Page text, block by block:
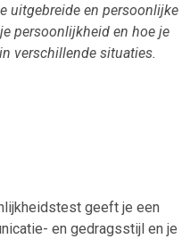
uitgebreide en persoonlijke
persoonlijkheid en hoe je
verschillende situaties.
geeft je een
en gedragsstijl en je